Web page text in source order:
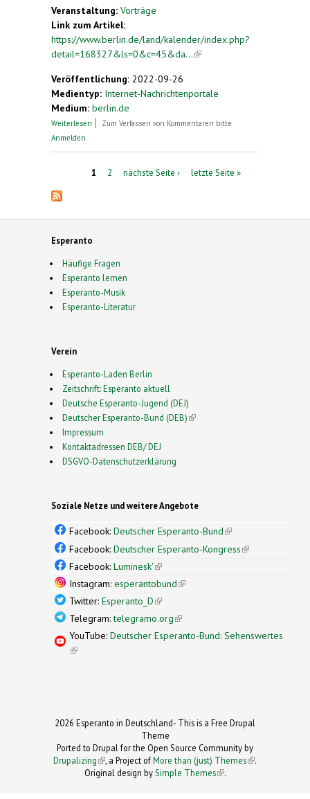
Veranstaltung: Vorträge
Link zum Artikel:
https://www.berlin.de/land/kalender/index.php?
detail=168327&ls=0&c=45&da...(link is external)
Veröffentlichung: 2022-09-26
Medientyp: Internet-Nachrichtenportale
Medium: berlin.de
Weiterlesen über Esperanto als ergänzende Sprache - mehr
Zum Verfassen von Kommentaren bitte
Anmelden
1 2 nächste Seite › letzte Seite »
Esperanto
Häufige Fragen
Esperanto lernen
Esperanto-Musik
Esperanto-Literatur
Verein
Esperanto-Laden Berlin
Zeitschrift: Esperanto aktuell
Deutsche Esperanto-Jugend (DEJ)
Deutscher Esperanto-Bund (DEB)(link is external)
Impressum
Kontaktadressen DEB/ DEJ
DSGVO-Datenschutzerklärung
Soziale Netze und weitere Angebote
Facebook: Deutscher Esperanto-Bund(link is
external)
Facebook: Deutscher Esperanto-Kongress(link is
Facebook: Luminesk'(link is external)
Instagram: esperantobund(link is external)
Twitter: Esperanto_D(link is external)
Telegram:telegramo.org(link is external)
YouTube: Deutscher Esperanto-Bund: Sehenswertes
(link is external)
2026 Esperanto in Deutschland- This is a Free Drupal
Theme
Ported to Drupal for the Open Source Community by
Drupalizing(link is external)
, a Project ofMore than (just) Themes (link is
.
Original design by Simple Themes
(link is
.